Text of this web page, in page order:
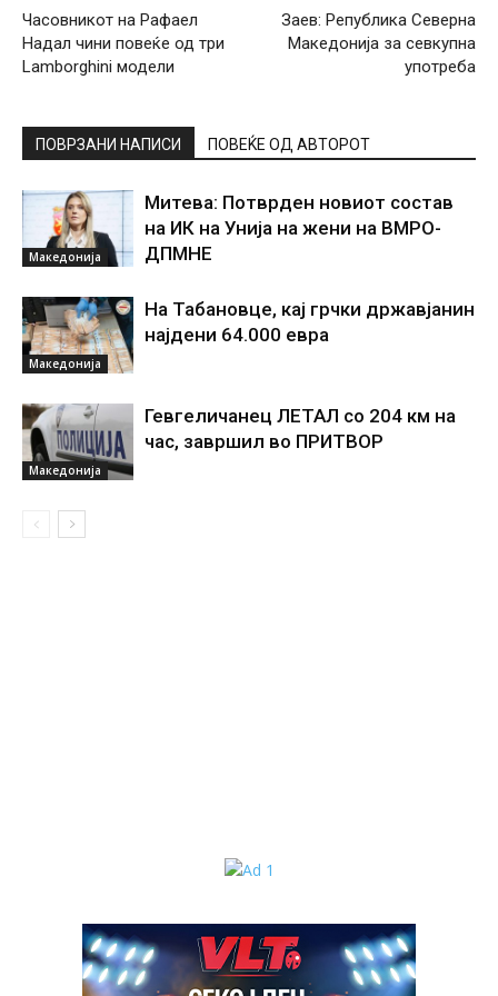
Часовникот на Рафаел
Надал чини повеќе од три
Lamborghini модели
Заев: Република Северна
Македонија за севкупна
употреба
ПОВРЗАНИ НАПИСИ ПОВЕЌЕ ОД АВТОРОТ
Македонија
Митева: Потврден новиот состав
на ИК на Унија на жени на ВМРО-
ДПМНЕ
Македонија
На Табановце, кај грчки државјанин
најдени 64.000 евра
Македонија
Гевгеличанец ЛЕТАЛ со 204 км на
час, завршил во ПРИТВОР